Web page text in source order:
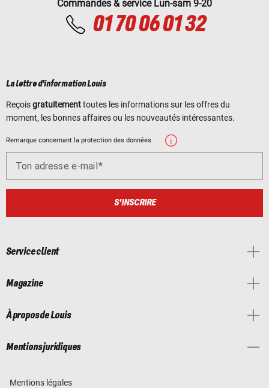
Commandes & service Lun-sam 9-20
01 70 06 01 32
La lettre d'information Louis
Reçoisgratuitementtoutes les informations sur les offres du
moment, les bonnes affaires ou les nouveautés intéressantes.
Remarque concernant la protection des données
Ton adresse e-mail
S'INSCRIRE
Service client
Magazine
À propos de Louis
Mentions juridiques
Mentions légales